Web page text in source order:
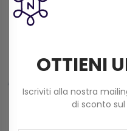
Bianco
12,00 €
OTTIENI
Iscriviti alla nostra
di sconto